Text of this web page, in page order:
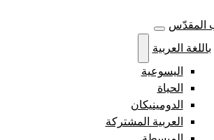
المقدّس
باللغة العربية
اليسوعية
الحياة
الدومينيكان
العربية المشتركة